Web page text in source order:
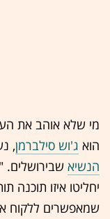
מי שלא אוהב את
הוא ג'וש סילברמן,
הנשיא שבירושלים.
יחליטו איזו תוכנה
שמאפשרים ללקוח